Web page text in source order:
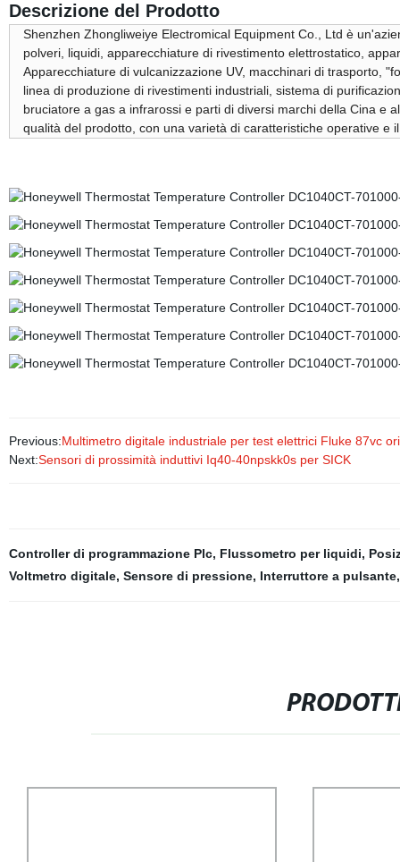
Descrizione del Prodotto
Shenzhen Zhongliweiye Electromical Equipment Co., Ltd è
polveri, liquidi, apparecchiature di rivestimento elettrostatico,
Apparecchiature di vulcanizzazione UV, macchinari di trasporto,
linea di produzione di rivestimenti industriali, sistema di
bruciatore a gas a infrarossi e parti di diversi marchi della Cina e
qualità del prodotto, con una varietà di caratteristiche operative
Previous:Multimetro digitale industriale per test elettrici Fluke 87vc
Next:Sensori di prossimità induttivi Iq40-40npskk0s per SICK
Controller di programmazione Plc, Flussometro per liquidi,
Voltmetro digitale, Sensore di pressione, Interruttore a pulsante